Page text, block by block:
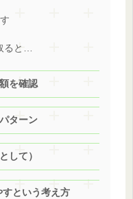
ると…
を確認
ターン
して）
という考え方